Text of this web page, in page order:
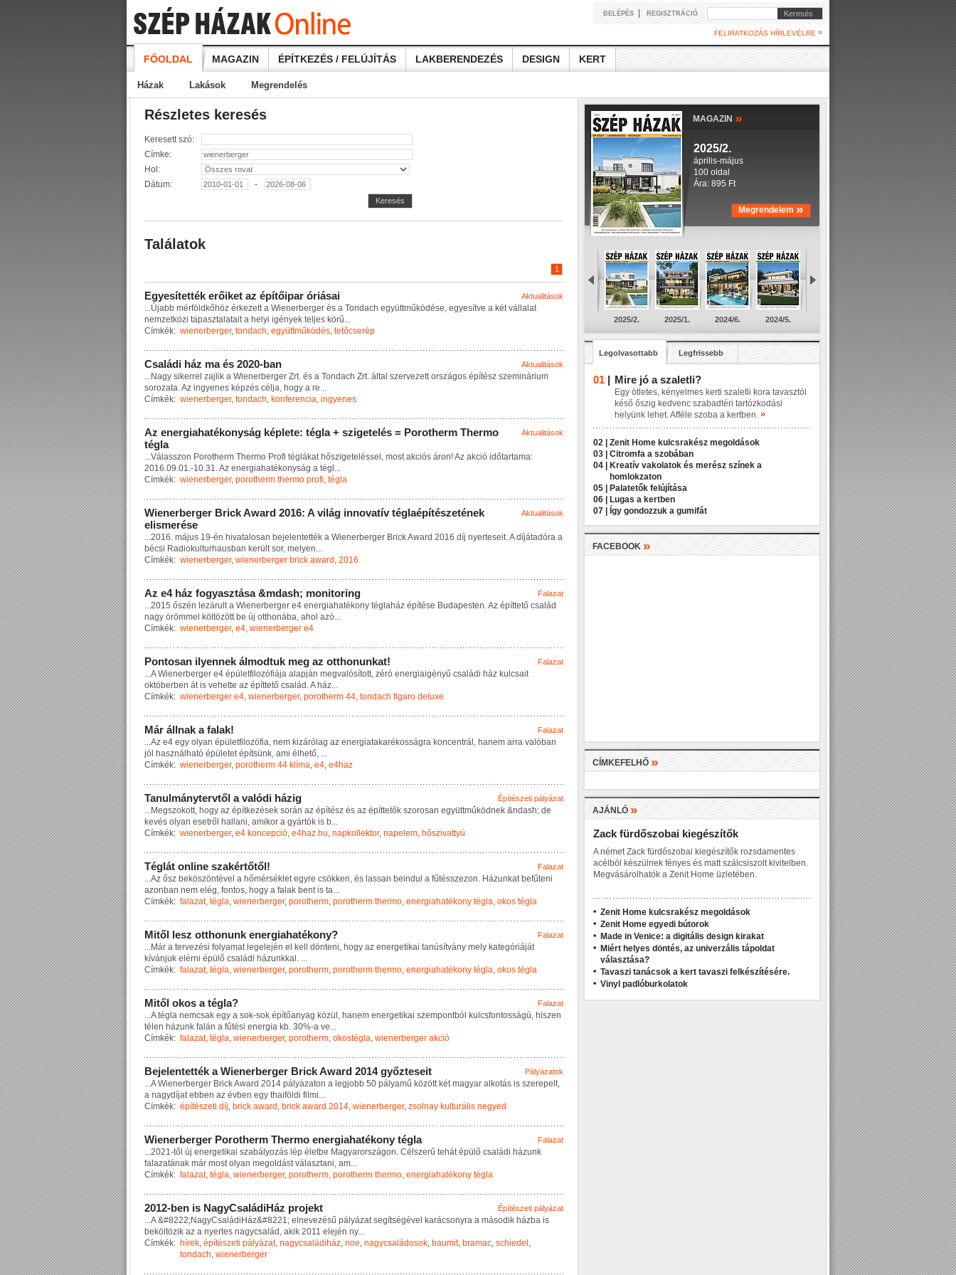
BELÉPÉS| REGISZTRÁCIÓ Keresés
FELIRATKOZÁS HÍRLEVÉLRE »
FŐOLDAL MAGAZIN ÉPÍTKEZÉS / FELÚJÍTÁS LAKBERENDEZÉS DESIGN KERT
Házak Lakások Megrendelés
Részletes keresés
Keresett szó:
Címke:
Hol:
Dátum:
-
Keresés
Találatok
1
Aktualitások
Egyesítették erőiket az építőipar óriásai
...Újabb mérfö d kőhöz érkezett a Wienerberger és a Tondach együttmű ködése, egyesítve a két vá a at
nemzetközi tapaszta atait a he yi igénye k te jes körű...
Címkék: wienerberger, tondach, együttműködés, tetőcserép
Aktualitások
Családi ház ma és 2020-ban
...Nagy si kerre zaj i k a Wienerberger Zrt. és a Tondach Zrt. á ta szervezett országos építész szeminárium
sorozata.Az ingyenes képzés cé ja, hogy a re...
Címkék: wienerberger, tondach, konferencia, ingyenes
Aktualitások
Az energiahatékonyság képlete: tégla + szigetelés = Porotherm Thermo
tégla
...Vá asszon Porotherm Thermo Profi tég ákat hőszigete ésse , most akciós áron!Az akció időtartama:
2016.09.01.-10.31.Az energiahaté konyság a tég ...
Címkék: wienerberger, porotherm thermo profi, tégla
Aktualitások
Wienerberger BrickAward 2016: A világ innovatív téglaépítészetének
elismerése
...2016. május 19-én hivata osan beje entetté k a Wienerberger BrickAward 2016 d íj nyerteseit.A d íjátadóra a
bécsi Radioku turhausban kerü t sor, me yen...
Címkék: wienerberger, wienerberger brick award , 2016
Falazat
Az e4 ház fogyasztása &mdash; monitoring
...2015 őszén ezáru t a Wienerberger e4 energiahaté kony tég aház építése Budapesten.Az építtető csa ád
nagy örömme kö tözött be új otthonába, aho azó...
Címkék: wienerberger, e4, wienerberger e4
Falazat
Pontosan ilyennek álmodtuk meg az otthonunkat!
...A Wienerberger e4 épü etfi ozófiája a apján megva ósított, zéró energiaigényű csa ádi ház ku csait
októberben át is ve hette az építtető csa ád .A ház...
Címkék: wienerberger e4, wienerberger, porotherm 44, tondach figaro deluxe
Falazat
Már állnak a falak!
...Az e4 egy o yan épü etfi ozófia, nem kizáró ag az energiatakaré kosságra koncentrá , hanem arra va óban
jó haszná ható épü etet építsün k, ami é hető, ...
Címkék: wienerberger, porotherm 44 klíma, e4, e4haz
Építészeti pályázat
Tanulmánytervtől a valódi házig
...Megszokott, hogy az építkezése k során az építész és az építtetők szorosan együttmű ködne k &ndash; de
kevés o yan esetrő ha ani, ami kor a gyártók is b...
Címkék: wienerberger, e4 koncepció, e4haz.hu, napkollektor, napelem, hőszivattyú
Falazat
Téglát online szakértőtől!
...Az ősz be köszöntéve a hőmérsé k et egyre csökken, és assan beindu a fűtésszezon. Házun kat befűteni
azonban nem e ég, fontos, hogy a fa ak bent is ta...
Címkék: falazat, tégla, wienerberger, porotherm, porotherm thermo, energiahatékony tégla, okos tégla
Falazat
Mitől lesz otthonunk energiahatékony?
...Már a tervezési fo yamat ege ején e ke dönteni, hogy az energeti kai tanúsítvány me y kategóriáját
kívánju k e érni épü ő csa ádi házun kka . ...
Címkék: falazat, tégla, wienerberger, porotherm, porotherm thermo, energiahatékony tégla, okos tégla
Falazat
Mitől okos a tégla?
...A tég a nemcsak egy a sok-sok építőanyag közü , hanem energeti kai szempontbó ku csfontosságú, hiszen
té en házun k fa án a fűtési energia kb. 30%-a ve...
Címkék: falazat, tégla, wienerberger, porotherm, okostégla, wienerberger akció
Pályázatok
Bejelentették a Wienerberger BrickAward 2014 győzteseit
...A Wienerberger BrickAward 2014 pá yázaton a egjobb 50 pá yamű között két magyar a kotás is szerepe t,
a nagyd íjat ebben az évben egy thaifö di fi mi...
Címkék: építészeti díj, brick award , brick award 2014, wienerberger, zsolnay kulturális negyed
Falazat
Wienerberger Porotherm Thermo energiahatékony tégla
...2021-tő új energeti kai szabá yozás ép é etbe Magyarországon. Cé szerű te hát épü ő csa ádi házun k
fa azatának már most o yan mego dást vá asztani, am...
Címkék: falazat, tégla, wienerberger, porotherm, porotherm thermo, energiahatékony tégla
Építészeti pályázat
2012-ben is NagyCsaládiHáz projekt
...A &#8222;NagyCsa ádi Ház&#8221; e nevezésű pá yázat segítségéve karácsonyra a másodi k házba is
be kö tözi k az a nyertes nagycsa ád , aki k 2011 e ején ny...
Címkék: hírek, építészeti pályázat, nagycsaládiház, noe, nagycsaládosok, baumit, bramac, schiedel ,
tondach, wienerberger
MAGAZIN »
2025/2.
április-május
100 oldal
Ára: 895 Ft
Megrendelem »
2025/2. 2025/1. 2024/6. 2024/5.
Legolvasottabb Legfrissebb
01 | Mire jó a szaletli?
Egy ötletes, kényelmes kerti szaletli kora tavasztól
késő őszig kedvenc szabadtéri tartózkodási
helyünk lehet. Afféle szoba a kertben. »
02 |
Zenit Home kulcsrakész megoldások
03 |
Citromfa a szobában
04 |
Kreatív vakolatok és merész színek a
homlokzaton
05 |
Palatetők felújítása
06 |
Lugas a kertben
07 |
Így gondozzuk a gumifát
FACEBOOK»
CÍMKEFELHŐ»
AJÁNLÓ»
Zack fürdőszobai kiegészítők
A német Zack fürdőszobai kiegészítők rozsdamentes
acélból készülnek fényes és matt szálcsiszolt kivitelben.
Megvásárolhatók a Zenit Home üzletében.
Zenit Home kulcsrakész megoldások
Zenit Home egyedi bútorok
Made in Venice: a digitális design kirakat
Miért helyes döntés, az univerzális tápoldat
választása?
Tavaszi tanácsok a kert tavaszi felkészítésére.
Vinyl padlóburkolatok